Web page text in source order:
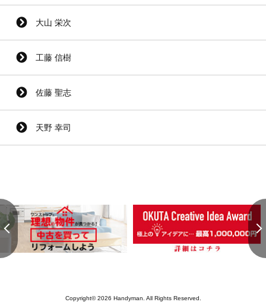
大山 栄次
工藤 信樹
佐藤 聖志
天野 幸司
Copyright© 2026 Handyman. All Rights Reserved.